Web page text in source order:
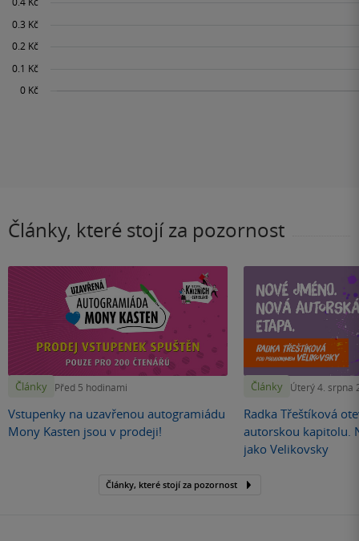
Články, které stojí za pozornost
Články Před 5 hodinami
Vstupenky na uzavřenou autogramiádu
Mony Kasten jsou v prodeji!
Články Úterý 4. srpna
Radka Třeštíková
autorskou kapitolu.
jako Velikovsky
Články, které stojí za pozornost